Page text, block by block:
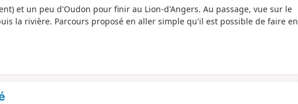
et un peu d'Oudon pour finir au Lion-d'Angers. Au passage, vue sur le
la rivière. Parcours proposé en aller simple qu'il est possible de faire en